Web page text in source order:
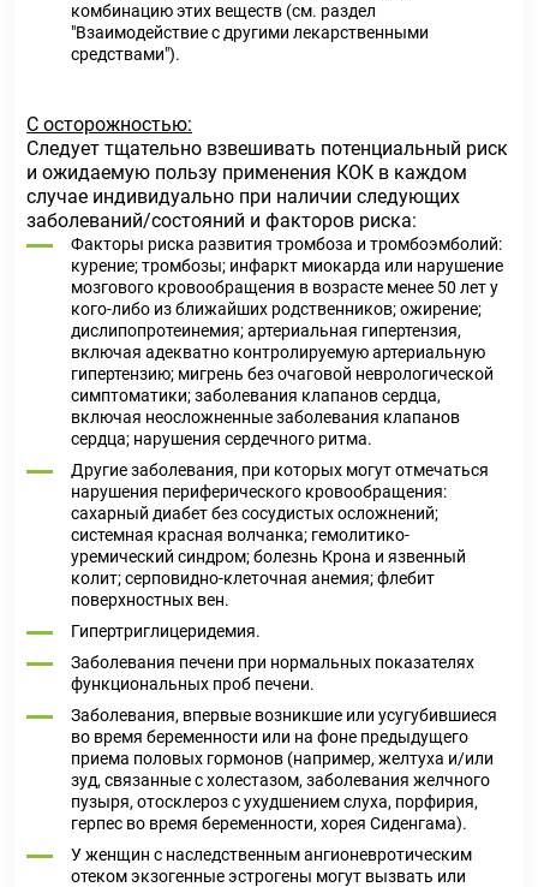
комбинацию этих веществ (см. раздел
"Взаимодействие с другими лекарственными
средствами").
С осторожностью:
Следует тщательно взвешивать потенциальный риск
и ожидаемую пользу применения КОК в каждом
случае индивидуально при наличии следующих
заболеваний/состояний и факторов риска:
Факторы риска развития тромбоза и тромбоэмболий:
курение; тромбозы; инфаркт миокарда или нарушение
мозгового кровообращения в возрасте менее 50 лет у
кого-либо из ближайших родственников; ожирение;
дислипопротеинемия; артериальная гипертензия,
включая адекватно контролируемую артериальную
гипертензию; мигрень без очаговой неврологической
симптоматики; заболевания клапанов сердца,
включая неосложненные заболевания клапанов
сердца; нарушения сердечного ритма.
Другие заболевания, при которых могут отмечаться
нарушения периферического кровообращения:
сахарный диабет без сосудистых осложнений;
системная красная волчанка; гемолитико-
уремический синдром; болезнь Крона и язвенный
колит; серповидно-клеточная анемия; флебит
поверхностных вен.
Гипертриглицеридемия.
Заболевания печени при нормальных показателях
функциональных проб печени.
Заболевания, впервые возникшие или усугубившиеся
во время беременности или на фоне предыдущего
приема половых гормонов (например, желтуха и/или
зуд, связанные с холестазом, заболевания желчного
пузыря, отосклероз с ухудшением слуха, порфирия,
герпес во время беременности, хорея Сиденгама).
У женщин с наследственным ангионевротическим
отеком экзогенные эстрогены могут вызвать или